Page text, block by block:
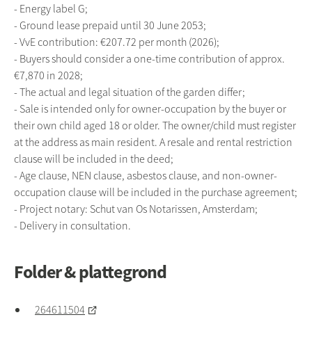
- Energy label G;
- Ground lease prepaid until 30 June 2053;
- VvE contribution: €207.72 per month (2026);
- Buyers should consider a one-time contribution of approx.
€7,870 in 2028;
- The actual and legal situation of the garden differ;
- Sale is intended only for owner-occupation by the buyer or
their own child aged 18 or older. The owner/child must register
at the address as main resident. A resale and rental restriction
clause will be included in the deed;
- Age clause, NEN clause, asbestos clause, and non-owner-
occupation clause will be included in the purchase agreement;
- Project notary: Schut van Os Notarissen, Amsterdam;
- Delivery in consultation.
Folder & plattegrond
264611504